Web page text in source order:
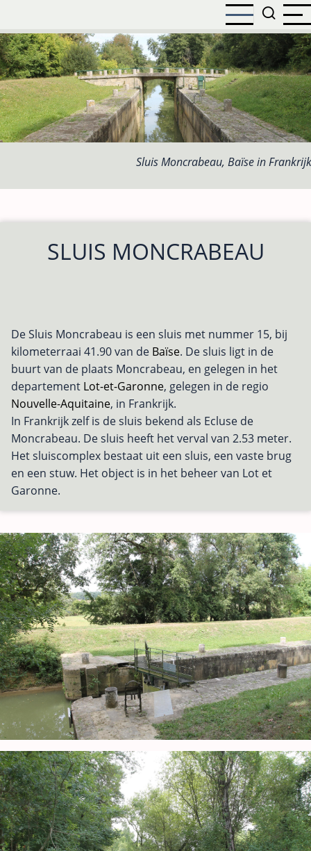
naar
de
inhoud
gaan
Sluis Moncrabeau, Baïse in Frankrijk
SLUIS MONCRABEAU
De Sluis Moncrabeau is een sluis met nummer 15, bij
kilometerraai 41.90 van de Baïse. De sluis ligt in de
buurt van de plaats Moncrabeau, en gelegen in het
departement Lot-et-Garonne, gelegen in de regio
Nouvelle-Aquitaine, in Frankrijk.
In Frankrijk zelf is de sluis bekend als Ecluse de
Moncrabeau. De sluis heeft het verval van 2.53 meter.
Het sluiscomplex bestaat uit een sluis, een vaste brug
en een stuw. Het object is in het beheer van Lot et
Garonne.